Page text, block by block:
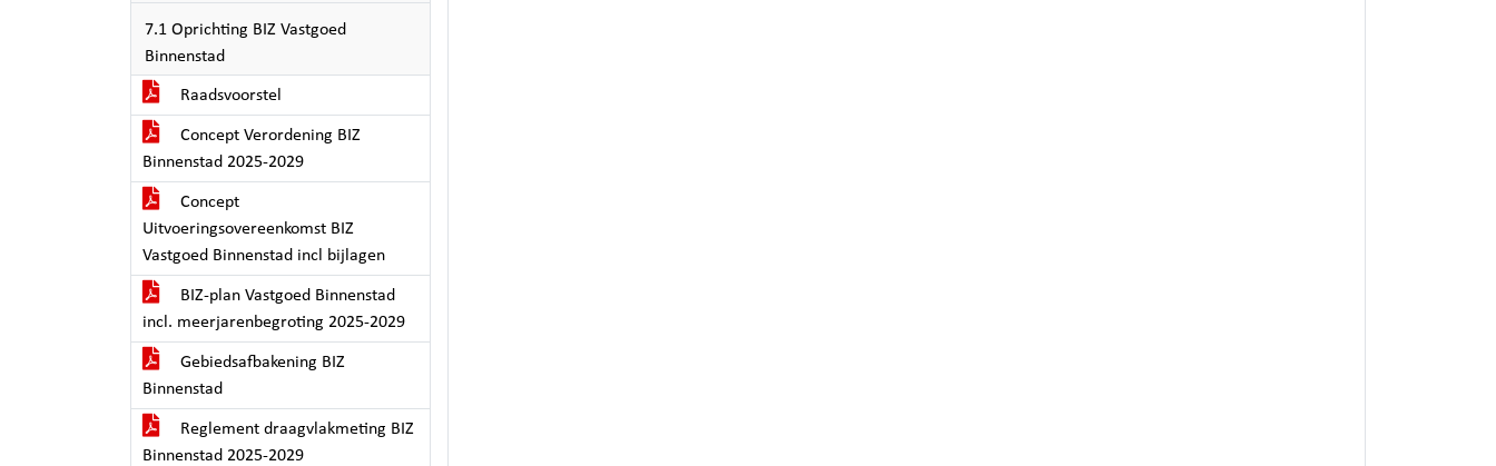
7.1 Oprichting BIZ Vastgoed
Binnenstad
Raadsvoorstel
Concept Verordening BIZ
Binnenstad 2025-2029
Concept
Uitvoeringsovereenkomst BIZ
Vastgoed Binnenstad incl bijlagen
BIZ-plan Vastgoed Binnenstad
incl. meerjarenbegroting 2025-2029
Gebiedsafbakening BIZ
Binnenstad
Reglement draagvlakmeting BIZ
Binnenstad 2025-2029